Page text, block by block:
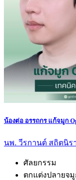
น้องต่อ อรรถกร แก้จมูก
นพ. วีรกานต์ สถิตนิรา
ศัลยกรรม
ตกแต่งปลายจ